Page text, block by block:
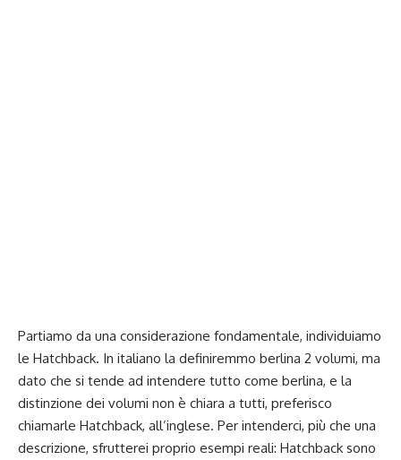
Partiamo da una considerazione fondamentale, individuiamo
le Hatchback. In italiano la definiremmo berlina 2 volumi, ma
dato che si tende ad intendere tutto come berlina, e la
distinzione dei volumi non è chiara a tutti, preferisco
chiamarle Hatchback, all’inglese. Per intenderci, più che una
descrizione, sfrutterei proprio esempi reali: Hatchback sono